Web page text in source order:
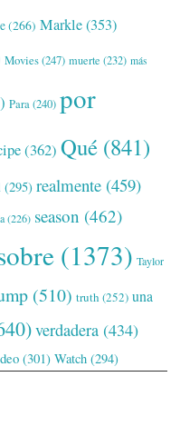
(266) Markle(353)
Movies(247) muerte (232) más
Para(240) por
(362) Qué (841)
(295) realmente (459)
(226) season (462)
(1373) Taylor
(510) truth (252) una
verdadera (434)
(301) Watch (294)